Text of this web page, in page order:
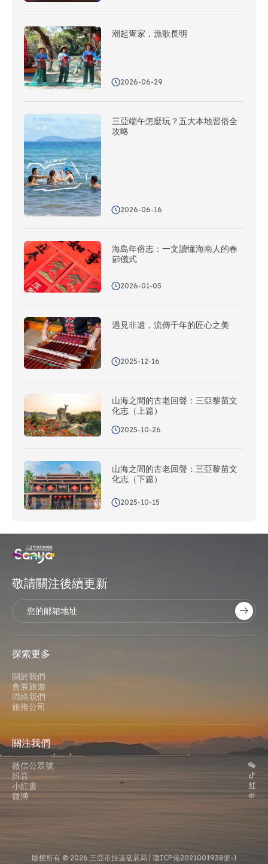
潮起疍家，漁歌長明
2026-06-29
三亞端午怎麼玩？五大本地習俗全
攻略
2026-06-16
海島年俗志：一文讀懂海南人的春
節儀式
2026-01-05
遇見非遺，流傳千年的匠心之美
2025-12-16
山海之間的古老回聲：三亞黎苗文
化志（上篇）
2025-10-26
山海之間的古老回聲：三亞黎苗文
化志（下篇）
2025-10-15
敬請關注後續更新
探索更多
關於我們
會展旅遊
聯絡我們
旅推公司
關注我們
微信公眾號
抖音
小紅書
微博
版權所有 © 2026 三亞市旅遊發展局 | 瓊ICP備2021001938號-1